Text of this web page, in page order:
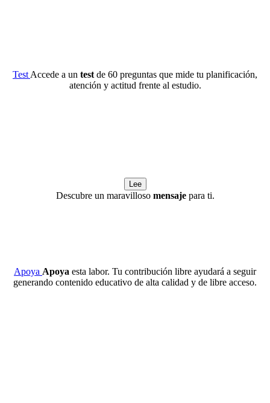
Test Accede a un test de 60 preguntas que mide tu planificación,
atención y actitud frente al estudio.
Lee
Descubre un maravilloso mensajepara ti.
Apoya Apoya esta labor. Tu contribución libre ayudará a seguir
generando contenido educativo de alta calidad y de libre acceso.